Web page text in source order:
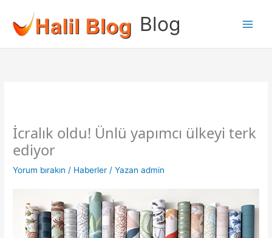
Blog
İcralık oldu! Ünlü yapımcı ülkeyi terk
ediyor
Yorum bırakın / Haberler / Yazan admin